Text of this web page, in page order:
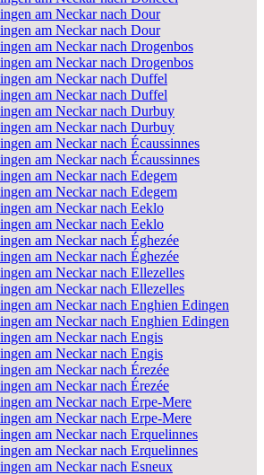
am Neckar nach Dour
am Neckar nach Dour
am Neckar nach Drogenbos
am Neckar nach Drogenbos
am Neckar nach Duffel
am Neckar nach Duffel
am Neckar nach Durbuy
am Neckar nach Durbuy
am Neckar nach Écaussinnes
am Neckar nach Écaussinnes
am Neckar nach Edegem
am Neckar nach Edegem
am Neckar nach Eeklo
am Neckar nach Eeklo
am Neckar nach Éghezée
am Neckar nach Éghezée
am Neckar nach Ellezelles
am Neckar nach Ellezelles
am Neckar nach Enghien Edingen
am Neckar nach Enghien Edingen
am Neckar nach Engis
am Neckar nach Engis
am Neckar nach Érezée
am Neckar nach Érezée
am Neckar nach Erpe-Mere
am Neckar nach Erpe-Mere
am Neckar nach Erquelinnes
am Neckar nach Erquelinnes
am Neckar nach Esneux